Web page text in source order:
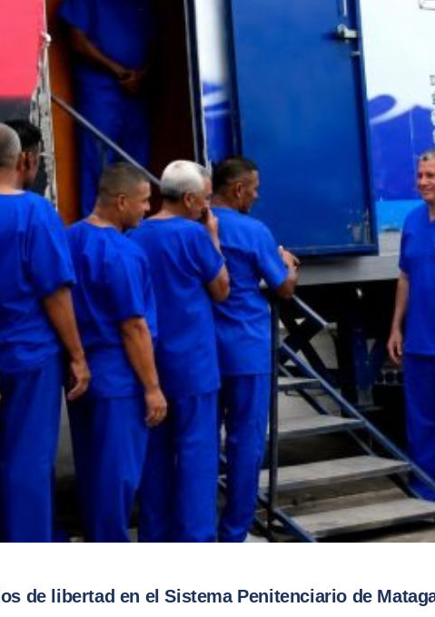
de libertad en el Sistema Penitenciario de